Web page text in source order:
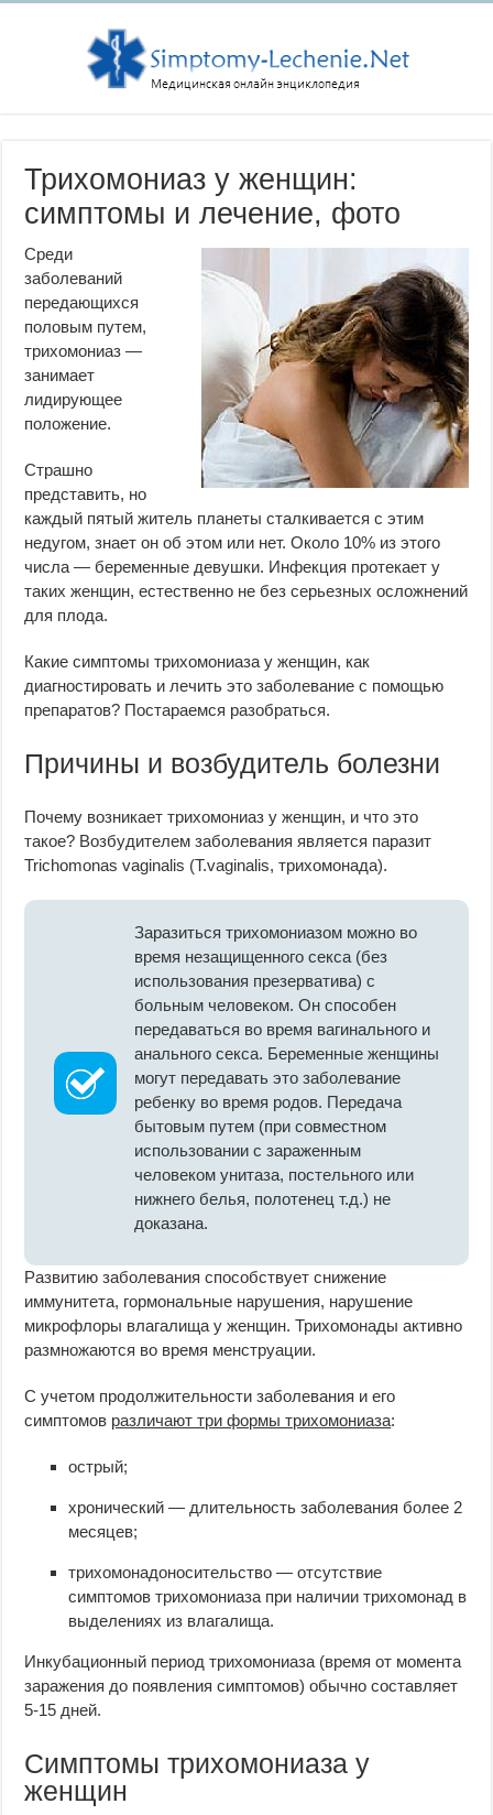
Трихомониаз у женщин:
симптомы и лечение, фото
Среди
заболеваний
передающихся
половым путем,
трихомониаз —
занимает
лидирующее
положение.
Страшно
представить, но
каждый пятый житель планеты сталкивается с этим
недугом, знает он об этом или нет. Около 10% из этого
числа — беременные девушки. Инфекция протекает у
таких женщин, естественно не без серьезных осложнений
для плода.
Какие симптомы трихомониаза у женщин, как
диагностировать и лечить это заболевание с помощью
препаратов? Постараемся разобраться.
Причины и возбудитель болезни
Почему возникает трихомониаз у женщин, и что это
такое? Возбудителем заболевания является паразит
Trichomonas vaginalis (T.vaginalis, трихомонада).
Заразиться трихомониазом можно во
время незащищенного секса (без
использования презерватива) с
больным человеком. Он способен
передаваться во время вагинального и
анального секса. Беременные женщины
могут передавать это заболевание
ребенку во время родов. Передача
бытовым путем (при совместном
использовании с зараженным
человеком унитаза, постельного или
нижнего белья, полотенец т.д.) не
доказана.
Развитию заболевания способствует снижение
иммунитета, гормональные нарушения, нарушение
микрофлоры влагалища у женщин. Трихомонады активно
размножаются во время менструации.
С учетом продолжительности заболевания и его
симптомов различают три формы трихомониаза:
острый;
хронический — длительность заболевания более 2
месяцев;
трихомонадоносительство — отсутствие
симптомов трихомониаза при наличии трихомонад в
выделениях из влагалища.
Инкубационный период трихомониаза (время от момента
заражения до появления симптомов) обычно составляет
5-15 дней.
Симптомы трихомониаза у
женщин